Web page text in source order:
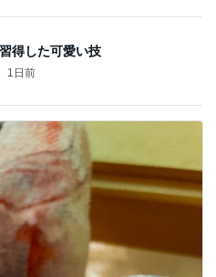
得した可愛い技
1日前